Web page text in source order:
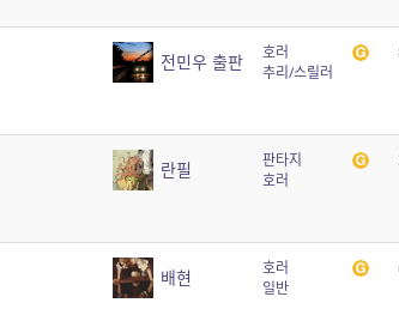
전민우 출판
호러
추리/스릴러
란필
판타지
호러
배현
호러
일반